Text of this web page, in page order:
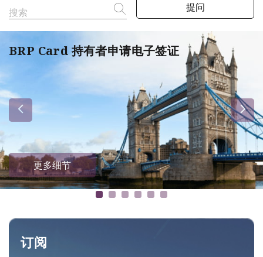
提问
BRP Card 持有者申请电子签证
更多细节
订阅